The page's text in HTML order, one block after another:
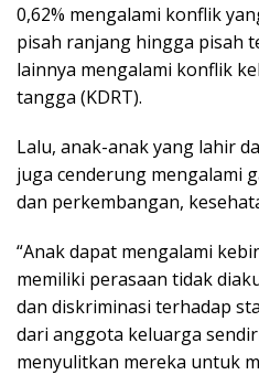
0,62% mengalami konflik
pisah ranjang hingga pisah
lainnya mengalami konflik
tangga (KDRT).
Lalu, anak-anak yang lahir
juga cenderung mengalami
dan perkembangan,
“Anak dapat mengalami
memiliki perasaan tidak
dan diskriminasi terhadap
dari anggota keluarga
menyulitkan mereka untuk